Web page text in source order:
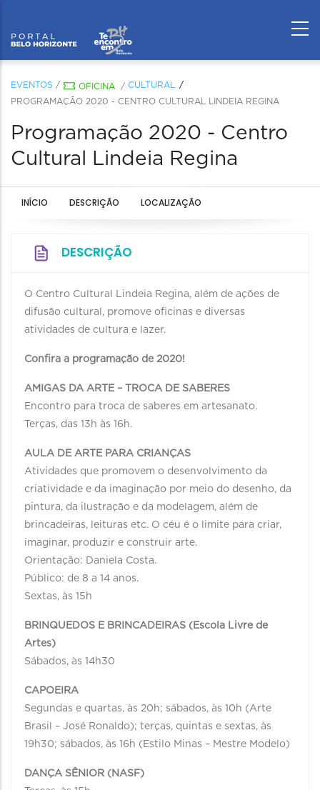
EVENTOS / OFICINA / CULTURAL
PROGRAMAÇÃO 2020 - CENTRO CULTURAL LINDEIA REGINA
Programação 2020 - Centro
Cultural Lindeia Regina
INÍCIO DESCRIÇÃO LOCALIZAÇÃO
DESCRIÇÃO
O Centro Cultural Lindeia Regina, além de ações de
difusão cultural, promove oficinas e diversas
atividades de cultura e lazer.
Confira a programação de 2020!
AMIGAS DA ARTE – TROCA DE SABERES
Encontro para troca de saberes em artesanato.
Terças, das 13h às 16h.
AULA DE ARTE PARA CRIANÇAS
Atividades que promovem o desenvolvimento da
criatividade e da imaginação por meio do desenho, da
pintura, da ilustração e da modelagem, além de
brincadeiras, leituras etc. O céu é o limite para criar,
imaginar, produzir e construir arte.
Orientação: Daniela Costa.
Público: de 8 a 14 anos.
Sextas, às 15h
BRINQUEDOS E BRINCADEIRAS (Escola Livre de
Artes)
Sábados, às 14h30
CAPOEIRA
Segundas e quartas, às 20h; sábados, às 10h (Arte
Brasil – José Ronaldo); terças, quintas e sextas, às
19h30; sábados, às 16h (Estilo Minas – Mestre Modelo)
DANÇA SÊNIOR (NASF)